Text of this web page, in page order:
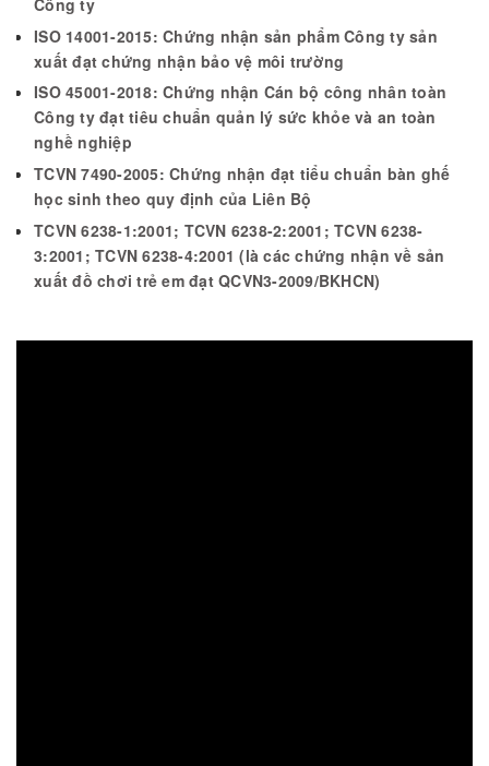
Công ty
ISO 14001-2015: Chứng nhận sản phẩm Công ty sản
xuất đạt chứng nhận bảo vệ môi trường
ISO 45001-2018: Chứng nhận Cán bộ công nhân toàn
Công ty đạt tiêu chuẩn quản lý sức khỏe và an toàn
nghề nghiệp
TCVN 7490-2005: Chứng nhận đạt tiểu chuẩn bàn ghế
học sinh theo quy định của Liên Bộ
TCVN 6238-1:2001; TCVN 6238-2:2001; TCVN 6238-
3:2001; TCVN 6238-4:2001 (là các chứng nhận về sản
xuất đồ chơi trẻ em đạt QCVN3-2009/BKHCN)